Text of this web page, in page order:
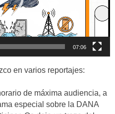
07:06
en varios reportajes:
de máxima audiencia, a
especial sobre la DANA